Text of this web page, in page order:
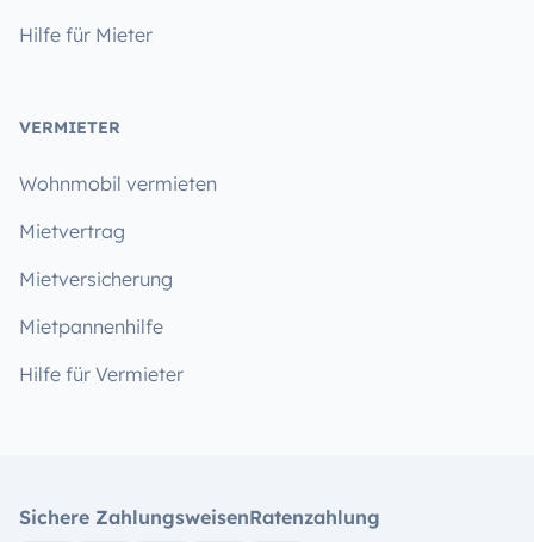
Hilfe für Mieter
VERMIETER
Wohnmobil vermieten
Mietvertrag
Mietversicherung
Mietpannenhilfe
Hilfe für Vermieter
Sichere ZahlungsweisenRatenzahlung